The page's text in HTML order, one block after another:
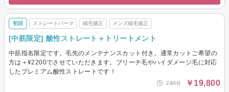
初回 ストレートパーマ 縮毛矯正 メンズ縮毛矯正
[中筋限定] 酸性ストレート＋トリートメント
中筋指名限定です。毛先のメンテナンスカット付き。通常カットご希望の
方は＋¥2200でさせていただきます。ブリーチ毛やハイダメージ毛に対応
したプレミアム酸性ストレートです！
240分 ￥19,800